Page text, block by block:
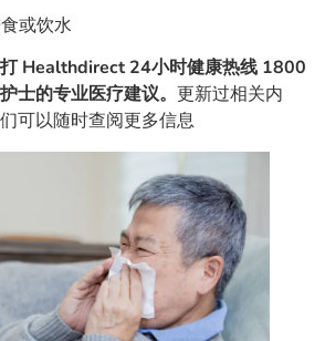
或饮水
Healthdirect 24小时健康热线 1800
士的专业医疗建议。 更新过相关内
可以随时查阅更多信息